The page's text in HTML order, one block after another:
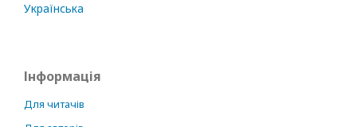
Українська
Інформація
Для читачів